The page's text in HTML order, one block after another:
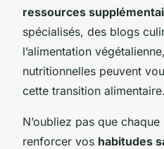
ressources
spécialisés, des blogs
l’alimentation
nutritionnelles peuvent
cette transition alimentaire.
N’oubliez pas que
renforcer vos habitudes